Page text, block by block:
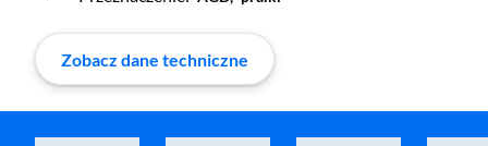
Zobacz dane techniczne